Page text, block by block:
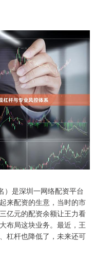
）是深圳一网络配资平台
来配资的生意，当时的市
亿元的配资余额让王力看
布局这块业务。最近，王
杠杆也降低了，未来还可